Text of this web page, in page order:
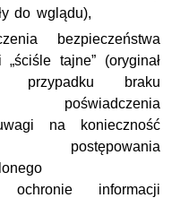
do wglądu),
bezpieczeństwa
tajne” (oryginał
braku
poświadczenia
na konieczność
postępowania
informacji